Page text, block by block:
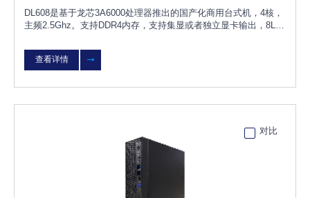
DL608是基于龙芯3A6000处理器推出的国产化商用台式机，4核，
主频2.5Ghz。支持DDR4内存，支持集显或者独立显卡输出，8L小
网卡等硬件，支持KOS
查看详情
对比